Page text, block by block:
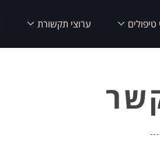
טיפולים ערוצי תקשורת